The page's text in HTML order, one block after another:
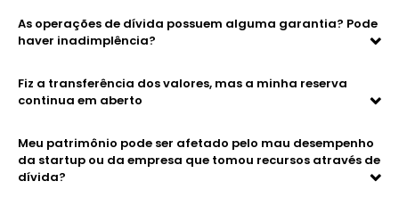
As operações de dívida possuem alguma garantia? Pode
haver inadimplência?
Fiz a transferência dos valores, mas a minha reserva
continua em aberto
Meu patrimônio pode ser afetado pelo mau desempenho
da startup ou da empresa que tomou recursos através de
dívida?